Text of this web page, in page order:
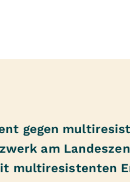
gegen
am
multiresistenten